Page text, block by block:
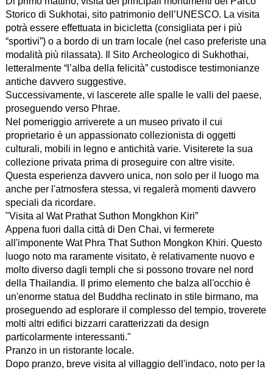
Storico di Sukhotai, sito patrimonio dell’UNESCO. La visita
potrà essere effettuata in bicicletta (consigliata per i più
“sportivi”) o a bordo di un tram locale (nel caso preferiste una
modalità più rilassata). Il Sito Archeologico di Sukhothai,
letteralmente “l’alba della felicità” custodisce testimonianze
antiche davvero suggestive.
Successivamente, vi lascerete alle spalle le valli del paese,
proseguendo verso Phrae.
Nel pomeriggio arriverete a un museo privato il cui
proprietario è un appassionato collezionista di oggetti
culturali, mobili in legno e antichità varie. Visiterete la sua
collezione privata prima di proseguire con altre visite.
Questa esperienza davvero unica, non solo per il luogo ma
anche per l'atmosfera stessa, vi regalerà momenti davvero
speciali da ricordare.
"Visita al Wat Prathat Suthon Mongkhon Kiri”
Appena fuori dalla città di Den Chai, vi fermerete
all'imponente Wat Phra That Suthon Mongkon Khiri. Questo
luogo noto ma raramente visitato, è relativamente nuovo e
molto diverso dagli templi che si possono trovare nel nord
della Thailandia. Il primo elemento che balza all'occhio è
un'enorme statua del Buddha reclinato in stile birmano, ma
proseguendo ad esplorare il complesso del tempio, troverete
molti altri edifici bizzarri caratterizzati da design
particolarmente interessanti."
Pranzo in un ristorante locale.
Dopo pranzo, breve visita al villaggio dell'indaco, noto per la